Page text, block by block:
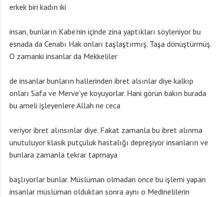
erkek biri kadın iki
insan, bunların Kabe’nin içinde zina yaptıkları söyleniyor bu
esnada da Cenabı Hak onları taşlaştırmış. Taşa dönüştürmüş.
O zamanki insanlar da Mekkeliler
de insanlar bunların hallerinden ibret alsınlar diye kalkıp
onları Safa ve Merve’ye koyuyorlar. Hani görün bakın burada
bu ameli işleyenlere Allah ne ceca
veriyor ibret alınsınlar diye. Fakat zamanla bu ibret alınma
unutuluyor klasik putçuluk hastalığı depreşiyor insanların ve
bunlara zamanla tekrar tapmaya
başlıyorlar bunlar. Müslüman olmadan önce bu işlemi yapan
insanlar müslüman olduktan sonra aynı o Medinelilerin